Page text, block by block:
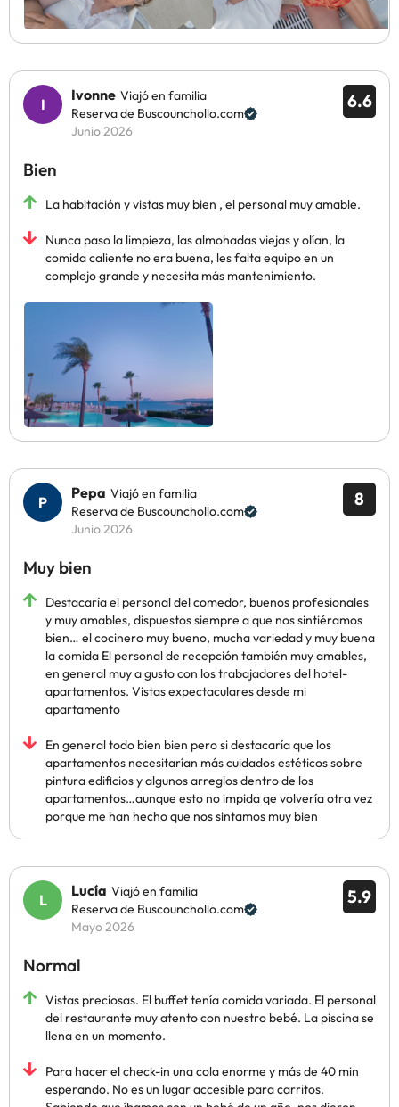
6.6
Ivonne Viajó en familia
Reserva de Buscounchollo.com
Junio 2026
Bien
La habitación y vistas muy bien , el personal muy amable.
Nunca paso la limpieza, las almohadas viejas y olían, la
comida caliente no era buena, les falta equipo en un
complejo grande y necesita más mantenimiento.
8
Pepa Viajó en familia
Reserva de Buscounchollo.com
Junio 2026
Muy bien
Destacaría el personal del comedor, buenos profesionales
y muy amables, dispuestos siempre a que nos sintiéramos
bien… el cocinero muy bueno, mucha variedad y muy buena
la comida El personal de recepción también muy amables,
en general muy a gusto con los trabajadores del hotel-
apartamentos. Vistas expectaculares desde mi
apartamento
En general todo bien bien pero si destacaría que los
apartamentos necesitarían más cuidados estéticos sobre
pintura edificios y algunos arreglos dentro de los
apartamentos…aunque esto no impida qe volvería otra vez
porque me han hecho que nos sintamos muy bien
5.9
Lucía Viajó en familia
Reserva de Buscounchollo.com
Mayo 2026
Normal
Vistas preciosas. El buffet tenía comida variada. El personal
del restaurante muy atento con nuestro bebé. La piscina se
llena en un momento.
Para hacer el check-in una cola enorme y más de 40 min
esperando. No es un lugar accesible para carritos.